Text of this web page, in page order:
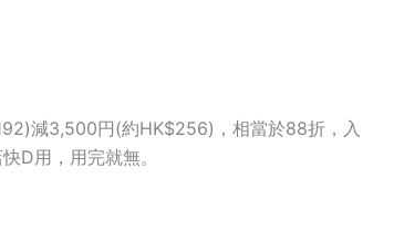
減3,500円(約HK$256)，相當於88折，入
D用，用完就無。